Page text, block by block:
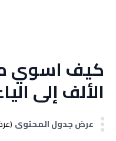
كيف اسوي
الألف إلى الياء
عرض جدول المحتوى